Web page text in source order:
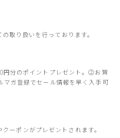
取り扱いを行っております。
円分のポイントプレゼント。②お買
ガ登録でセール情報を早く入手可
ーポンがプレゼントされます。